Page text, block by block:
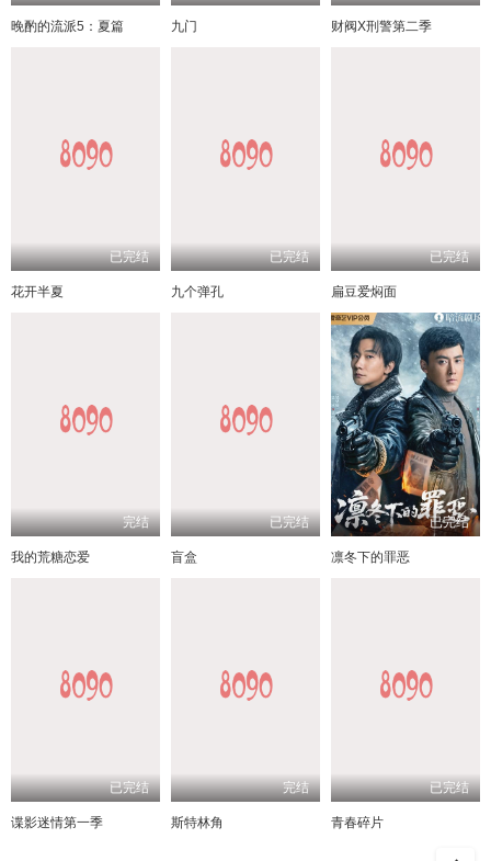
晚酌的流派5：夏篇 九门 财阀X刑警第二季
已完结
花开半夏
已完结
九个弹孔
已完结
扁豆爱焖面
完结
我的荒糖恋爱
已完结
盲盒
已完结
凛冬下的罪恶
已完结
谍影迷情第一季
完结
斯特林角
已完结
青春碎片